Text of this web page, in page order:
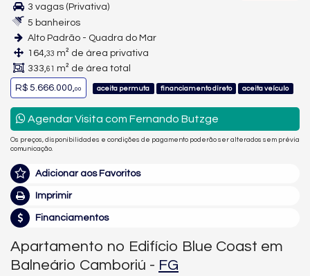
3 vagas (Privativa)
5 banheiros
Alto Padrão - Quadra do Mar
164,33 m² de área privativa
333,61 m² de área total
R$ 5.666.000,00 aceita permuta financiamento direto aceita veículo
Agendar Visita com Fernando Butzge
Os preços, disponibilidades e condições de pagamento poderão ser alterados sem prévia
comunicação.
Adicionar aos Favoritos
Imprimir
Financiamentos
Apartamento no Edifício Blue Coast em
Balneário Camboriú - FG